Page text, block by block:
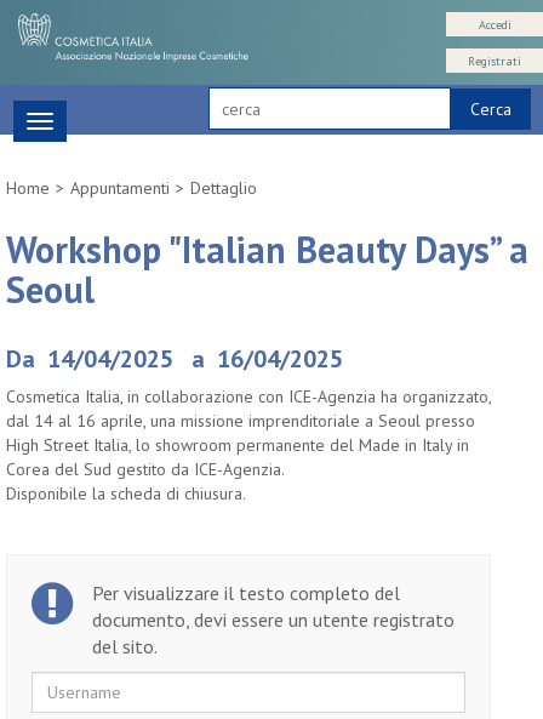
Cerca
Accedi
Registrati
Toggle
navigation
Home
Appuntamenti Dettaglio
Workshop "Italian Beauty Days” a
Seoul
Da 14/04/2025 a 16/04/2025
Cosmetica Italia, in collaborazione con ICE-Agenzia ha organizzato,
dal 14 al 16 aprile, una missione imprenditoriale a Seoul presso
High Street Italia, lo showroom permanente del Made in Italy in
Corea del Sud gestito da ICE-Agenzia.
Disponibile la scheda di chiusura.
Per visualizzare il testo completo del
documento, devi essere un utente registrato
del sito.
Username